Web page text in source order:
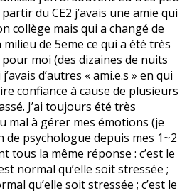
du CE2 j’avais une amie qui
collège mais qui a changé de
milieu de 5eme ce qui a été très
moi (des dizaines de nuits
d’autres « ami.e.s » en qui
confiance à cause de plusieurs
J’ai toujours été très
mal à gérer mes émotions (je
de psychologue depuis mes 1~2
tous la même réponse : c’est le
normal qu’elle soit stressée ;
qu’elle soit stressée ; c’est le